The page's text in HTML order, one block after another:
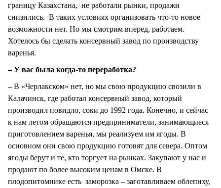
границу Казахстана, не работали рынки, продажи
снизились. В таких условиях организовать что-то новое
возможности нет. Но мы смотрим вперед, работаем.
Хотелось бы сделать консервный завод по производству
варенья.
– У вас была когда-то переработка?
– В «Черлакском» нет, но мы свою продукцию свозили в
Калачинск, где работал консервный завод, который
производил повидло, соки до 1992 года. Конечно, и сейчас
к нам летом обращаются предприниматели, занимающиеся
приготовлением варенья, мы реализуем им ягоды. В
основном они свою продукцию готовят для севера. Оптом
ягоды берут и те, кто торгует на рынках. Закупают у нас и
продают по более высоким ценам в Омске. В
плодопитомнике есть заморозка – заготавливаем облепиху,